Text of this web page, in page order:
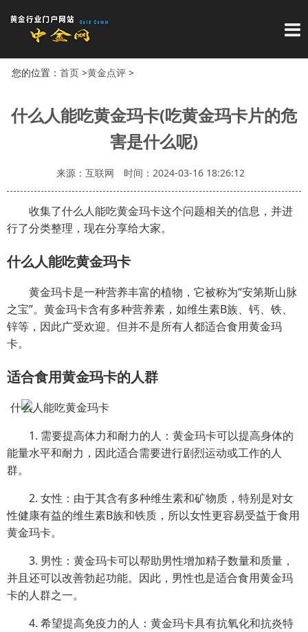
导
您的位置： 首页>黄金点评>
什么人能吃黄金玛卡(吃黄金玛卡片的危
害是什么呢)
来源：互联网 时间：2024-03-16 18:26:12
收集了什么人能吃黄金玛卡这个问题相关的信息，并进
行了分类整理，现在分享给大家。
什么人能吃黄金玛卡
黄金玛卡是一种营养丰富的植物，它被称为“安第斯山脉
之宝”。黄金玛卡含有多种营养素，如维生素B族、钙、铁、
锌等，因此广受欢迎。但并不是所有人都适合食用黄金玛
卡。
适合食用黄金玛卡的人群
1. 需要提高体力和耐力的人：黄金玛卡可以提高身体的
能量水平和耐力，因此适合需要进行剧烈运动或工作的人
群。
2. 女性：由于其含有多种维生素和矿物质，特别是对女
性健康有益的维生素B族和铁质，所以女性更容易受益于食用
黄金玛卡。
3. 男性：黄金玛卡可以帮助男性增加精子数量和质量，
并且还可以改善勃起功能。因此，男性也是适合食用黄金玛
卡的人群之一。
4. 希望提高免疫力的人：黄金玛卡具有抗氧化和抗炎特